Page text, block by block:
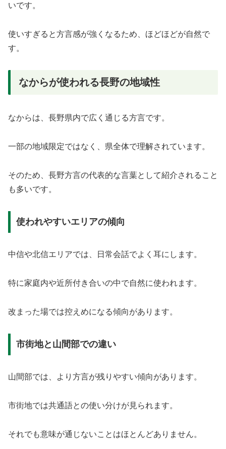
いです。
使いすぎると方言感が強くなるため、ほどほどが自然で
す。
なからが使われる長野の地域性
なからは、長野県内で広く通じる方言です。
一部の地域限定ではなく、県全体で理解されています。
そのため、長野方言の代表的な言葉として紹介されること
も多いです。
使われやすいエリアの傾向
中信や北信エリアでは、日常会話でよく耳にします。
特に家庭内や近所付き合いの中で自然に使われます。
改まった場では控えめになる傾向があります。
市街地と山間部での違い
山間部では、より方言が残りやすい傾向があります。
市街地では共通語との使い分けが見られます。
それでも意味が通じないことはほとんどありません。